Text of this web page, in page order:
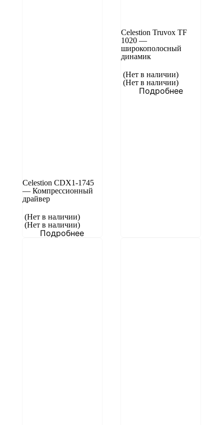
Celestion CDX1-1745
— Компрессионный
драйвер
(Нет в наличии)
(Нет в наличии)
Подробнее
Celestion Truvox TF
1020 —
широкополосный
динамик
(Нет в наличии)
(Нет в наличии)
Подробнее